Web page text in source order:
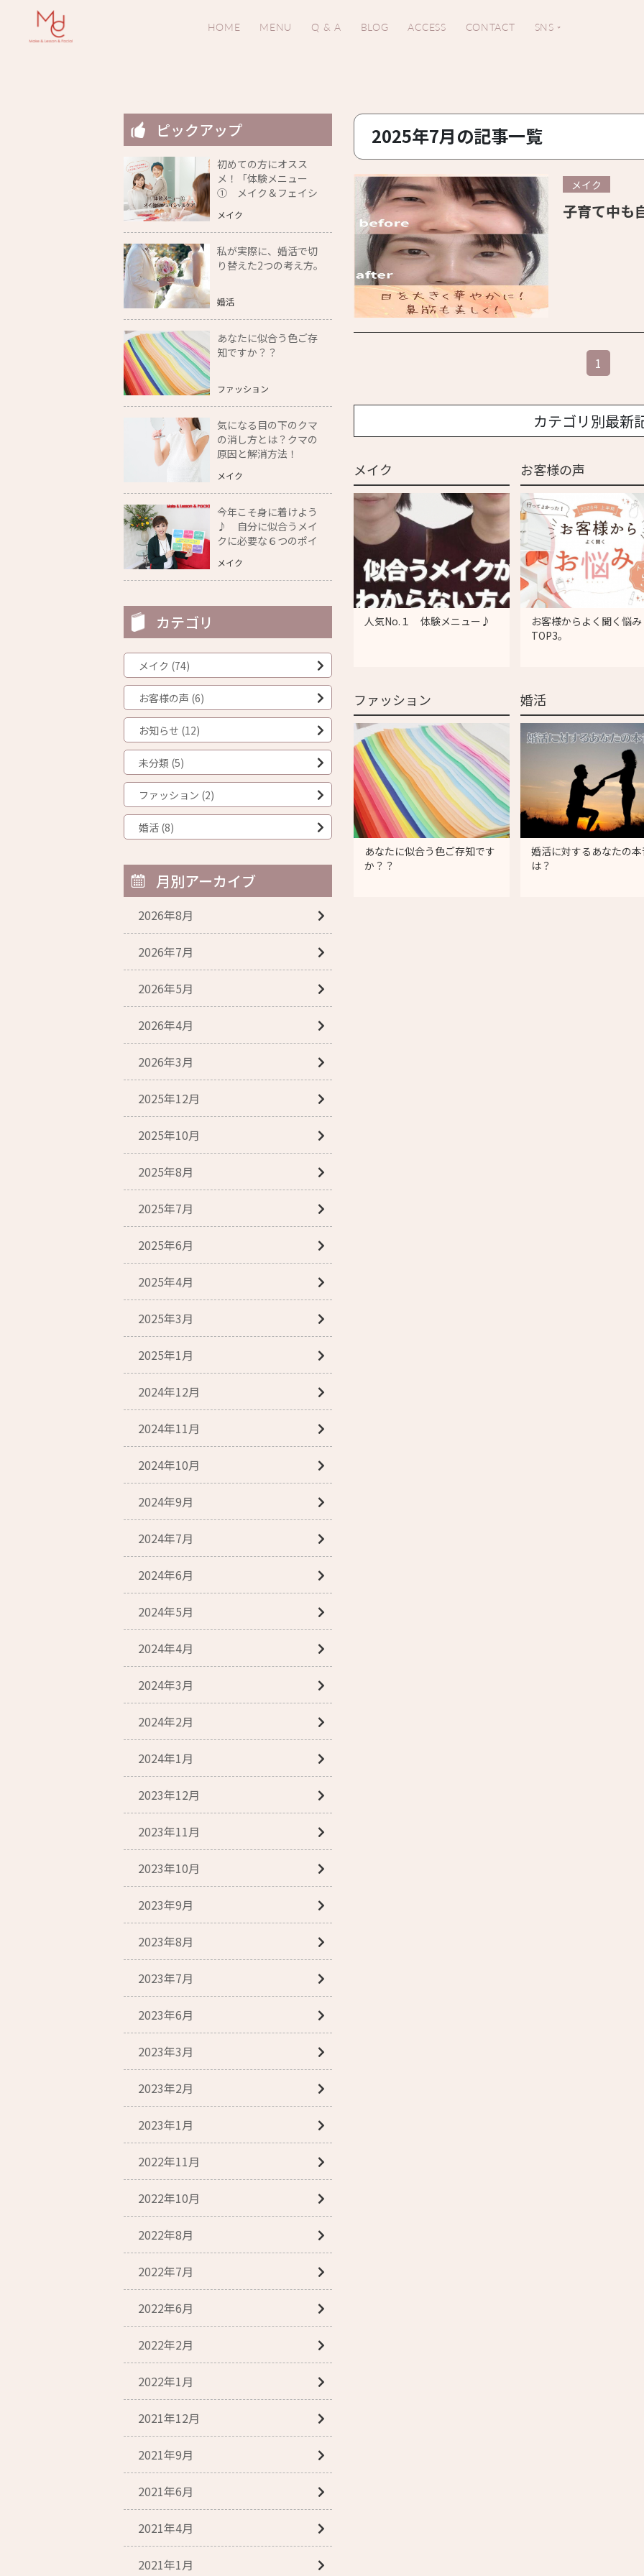
HOME MENU Q & A BLOG ACCESS CONTACT SNS
2025年7月の記事一覧
メイク
子育て中も
1
カテゴリ別最新
メイク
人気No.１ 体験メニュー♪
お客様の声
お客様からよく聞く悩み
TOP3。
ファッション
あなたに似合う色ご存知です
か？？
婚活
婚活に対するあなたの
は？
ピックアップ
初めての方にオスス
メ！「体験メニュー
① メイク＆フェイシ
メイク
私が実際に、婚活で切
り替えた2つの考え方。
婚活
あなたに似合う色ご存
知ですか？？
ファッション
気になる目の下のクマ
の消し方とは？クマの
原因と解消方法！
メイク
今年こそ身に着けよう
♪ 自分に似合うメイ
クに必要な６つのポイ
メイク
カテゴリ
メイク (74)
お客様の声 (6)
お知らせ (12)
未分類 (5)
ファッション (2)
婚活 (8)
月別アーカイブ
2026年8月
2026年7月
2026年5月
2026年4月
2026年3月
2025年12月
2025年10月
2025年8月
2025年7月
2025年6月
2025年4月
2025年3月
2025年1月
2024年12月
2024年11月
2024年10月
2024年9月
2024年7月
2024年6月
2024年5月
2024年4月
2024年3月
2024年2月
2024年1月
2023年12月
2023年11月
2023年10月
2023年9月
2023年8月
2023年7月
2023年6月
2023年3月
2023年2月
2023年1月
2022年11月
2022年10月
2022年8月
2022年7月
2022年6月
2022年2月
2022年1月
2021年12月
2021年9月
2021年6月
2021年4月
2021年1月